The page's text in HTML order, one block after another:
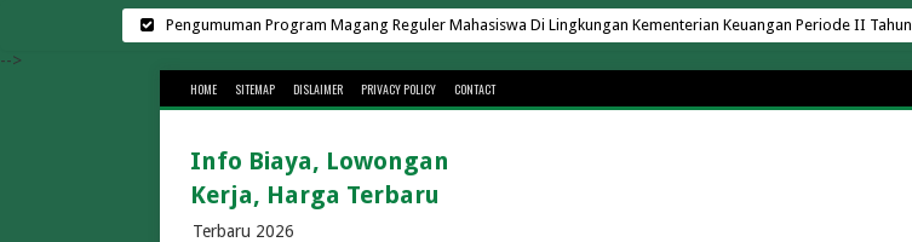
Pengumuman Program Magang Reguler Mahasiswa Di Lingkungan Kementerian Keuangan Periode II
Biaya Kuliah Universitas Nusa Putra Sukabumi 2026
Biaya Kuliah Universitas Sugeng Hartono Tahun Akademik 2026/2027
Cara Menghemat Biaya Listrik AC 24 Jam Tanpa Matikan Mesin
-->
HOME SITEMAP DISLAIMER PRIVACY POLICY CONTACT
Info Biaya, Lowongan
Kerja, Harga Terbaru
Terbaru 2026